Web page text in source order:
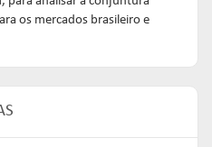
os mercados brasileiro e